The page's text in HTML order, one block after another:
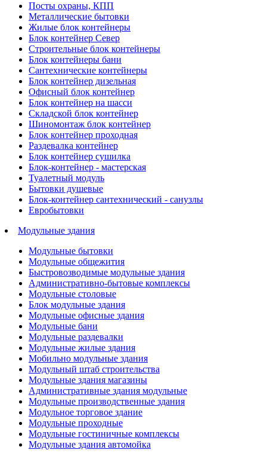
Посты охраны, КПП
Металлические бытовки
Жилые блок контейнеры
Блок контейнер Север
Строительные блок контейнеры
Блок контейнеры бани
Сантехнические контейнеры
Блок контейнер дизельная
Офисный блок контейнер
Блок контейнер на шасси
Складской блок контейнер
Шиномонтаж блок контейнер
Блок контейнер проходная
Раздевалка контейнер
Блок контейнер сушилка
Блок-контейнер - мастерская
Туалетный модуль
Бытовки душевые
Блок-контейнер сантехнический - санузлы
Евробытовки
Модульные здания
Модульные бытовки
Модульные общежития
Быстровозводимые модульные здания
Административно-бытовые комплексы
Модульные столовые
Блок модульные здания
Модульные офисные здания
Модульные бани
Модульные раздевалки
Модульные жилые здания
Мобильно модульные здания
Модульный штаб строительства
Модульные здания магазины
Административные здания модульные
Модульные производственные здания
Модульное торговое здание
Модульные проходные
Модульные гостиничные комплексы
Модульные здания автомойка